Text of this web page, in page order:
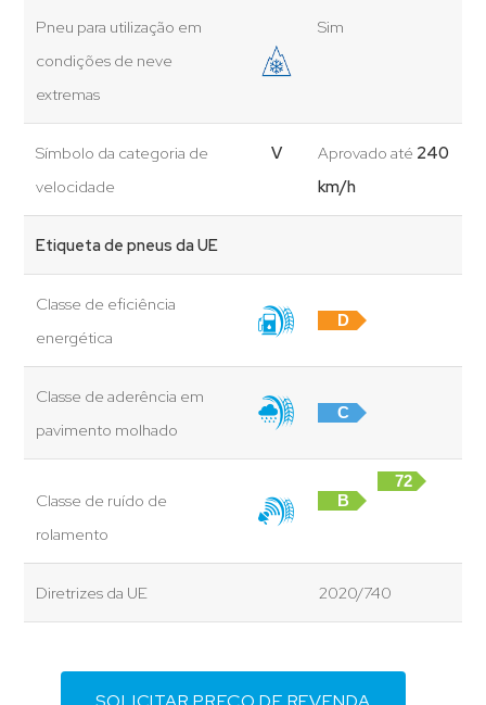
Pneu para utilização em
condições de neve
extremas
Sim
Símbolo da categoria de
velocidade
V Aprovado até 240
km/h
Etiqueta de pneus da UE
Classe de eficiência
energética
D
Classe de aderência em
pavimento molhado
C
Classe de ruído de
rolamento
B
72
Diretrizes da UE 2020/740